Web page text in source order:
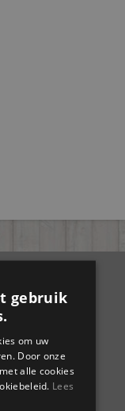
Voorwaarden
vragen
gebruik
om uw
Door onze
alle cookies
Lees